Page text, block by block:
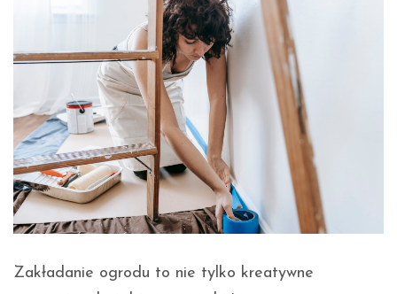
Zakładanie ogrodu to nie tylko kreatywne